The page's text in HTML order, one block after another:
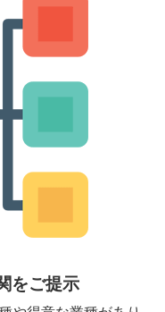
をご提示